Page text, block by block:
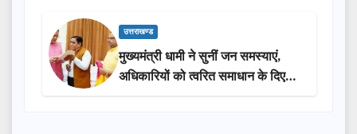
उत्तराखण्ड
मुख्यमंत्री धामी ने सुनीं जन समस्याएं,
अधिकारियों को त्वरित समाधान के दिए
निर्देश